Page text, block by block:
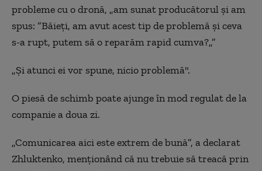
probleme cu o dronă, „am sunat producătorul și am
spus: ”Băieți, am avut acest tip de problemă și ceva
s-a rupt, putem să o reparăm rapid cumva?„”
„Și atunci ei vor spune, nicio problemă".
O piesă de schimb poate ajunge în mod regulat de la
companie a doua zi.
„Comunicarea aici este extrem de bună”, a declarat
Zhluktenko, menționând că nu trebuie să treacă prin